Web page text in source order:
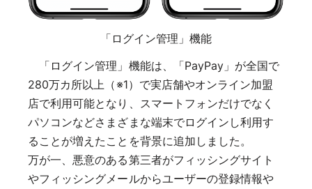
「ログイン管理」機能
「ログイン管理」機能は、「PayPay」が全国で
280万カ所以上（※1）で実店舗やオンライン加盟
店で利用可能となり、スマートフォンだけでなく
パソコンなどさまざまな端末でログインし利用す
ることが増えたことを背景に追加しました。
万が一、悪意のある第三者がフィッシングサイト
やフィッシングメールからユーザーの登録情報や